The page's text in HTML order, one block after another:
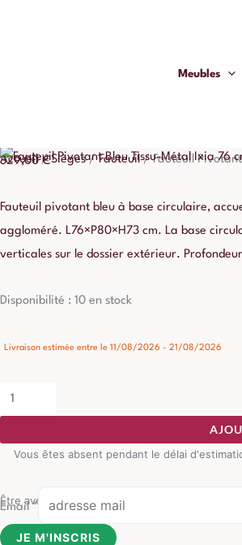
Meubles
Accueil/Sièges/Fauteuil/Fauteuil
329,00€
Fauteuil pivotant bleu à base circulaire,
aggloméré. L76×P80×H73 cm. La base
verticales sur le dossier extérieur.
Disponibilité : 10 en stock
Livraison estimée entre le 11/08/2026 - 21/08/2026
Métal
76
Vous êtes absent pendant le délai
Être averti des offres promotionnelles en
Email*
JE M'INSCRIS